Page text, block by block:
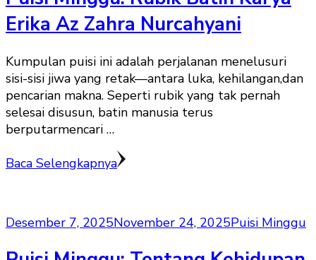
Erika Az Zahra Nurcahyani
Kumpulan puisi ini adalah perjalanan menelusuri
sisi-sisi jiwa yang retak—antara luka, kehilangan,dan
pencarian makna. Seperti rubik yang tak pernah
selesai disusun, batin manusia terus
berputarmencari …
Baca Selengkapnya
Desember 7, 2025November 24, 2025Puisi Minggu